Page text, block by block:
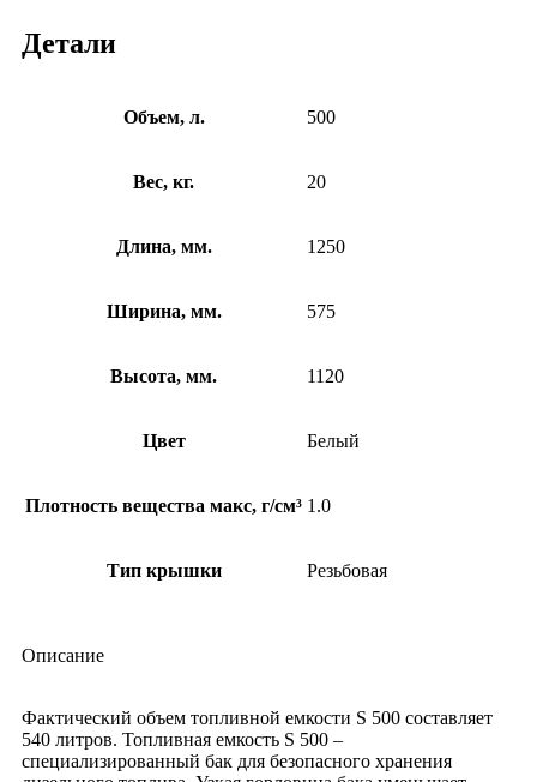
Детали
Объем, л. 500
Вес, кг. 20
Длина, мм. 1250
Ширина, мм. 575
Высота, мм. 1120
Цвет Белый
Плотность вещества макс, г/см³ 1.0
Тип крышки Резьбовая
Описание
Фактический объем топливной емкости S 500 составляет
540 литров. Топливная емкость S 500 –
специализированный бак для безопасного хранения